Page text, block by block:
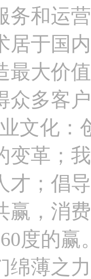
务和运
居于国
大价值
众多客
文化：
变革；
才；倡
赢，消
度的
绵薄之